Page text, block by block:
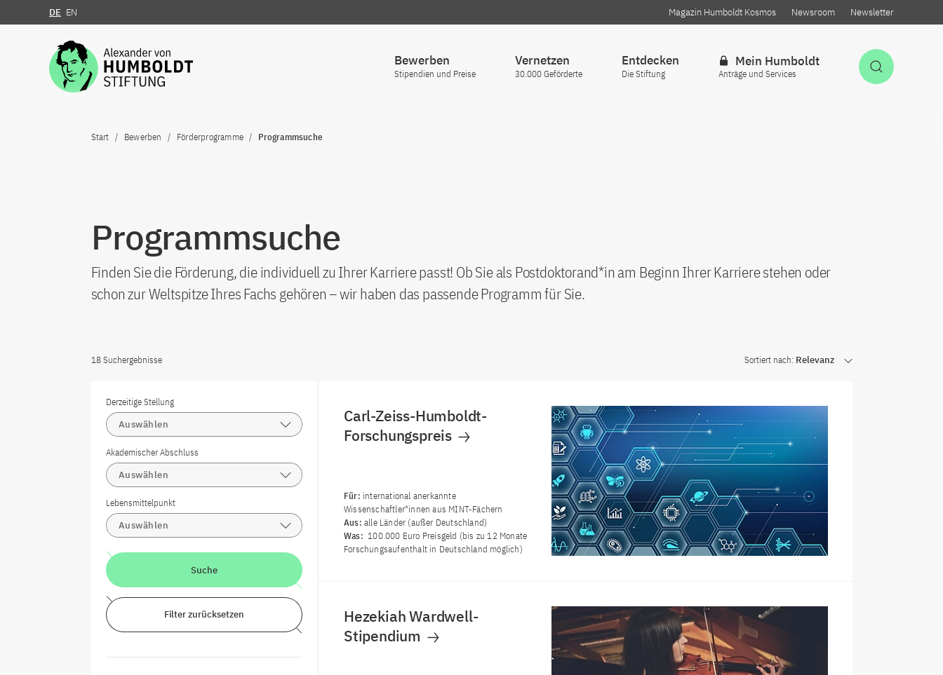
Zum Inhalt springen
DE EN Magazin Humboldt Kosmos Newsroom Newsletter
Bewerben
Stipendien und Preise
Vernetzen
30.000 Geförderte
Entdecken
Die Stiftung
Mein Humboldt
Anträge und Services
Start Bewerben Förderprogramme Programmsuche
Programmsuche
Finden Sie die Förderung, die individuell zu Ihrer Karriere passt! Ob Sie als Postdoktorand*in am Beginn Ihrer Karriere stehen oder
schon zur Weltspitze Ihres Fachs gehören – wir haben das passende Programm für Sie.
18 Suchergebnisse Sortiert nach: Relevanz
Derzeitige Stellung
Auswählen
Akademischer Abschluss
Auswählen
Lebensmittelpunkt
Auswählen
Suche
Filter zurücksetzen
Carl-Zeiss-Humboldt-
Forschungspreis
Für: international anerkannte
Wissenschaftler*innen aus MINT-Fächern
Aus: alle Länder (außer Deutschland)
Was: 100.000 Euro Preisgeld (bis zu 12 Monate
Forschungsaufenthalt in Deutschland möglich)
Hezekiah Wardwell-
Stipendium